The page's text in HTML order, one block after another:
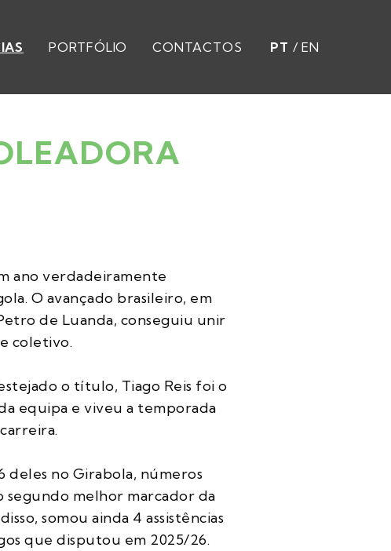
PORTFÓLIO CONTACTOS PT /EN
ano verdadeiramente
O avançado brasileiro, em
de Luanda, conseguiu unir
coletivo.
o título, Tiago Reis foi o
equipa e viveu a temporada
deles no Girabola, números
segundo melhor marcador da
somou ainda 4 assistências
que disputou em 2025/26.